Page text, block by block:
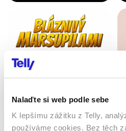
Nalaďte si web podle sebe
K lepšímu zážitku z Telly,
používáme cookies. Bez těch
Bláznivý Marsupilami